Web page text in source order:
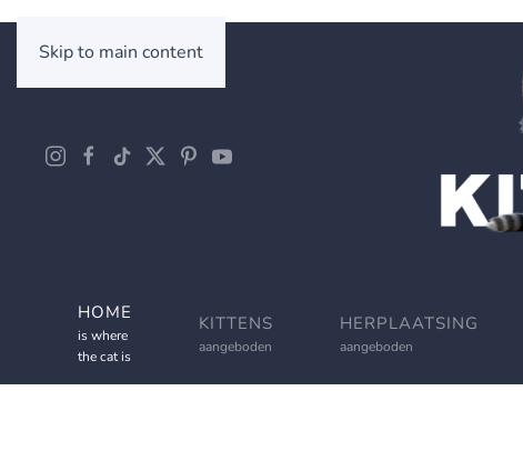
Skip to main content
HOME
is where
the cat is
KITTENS
aangeboden
HERPLAATSING
aangeboden